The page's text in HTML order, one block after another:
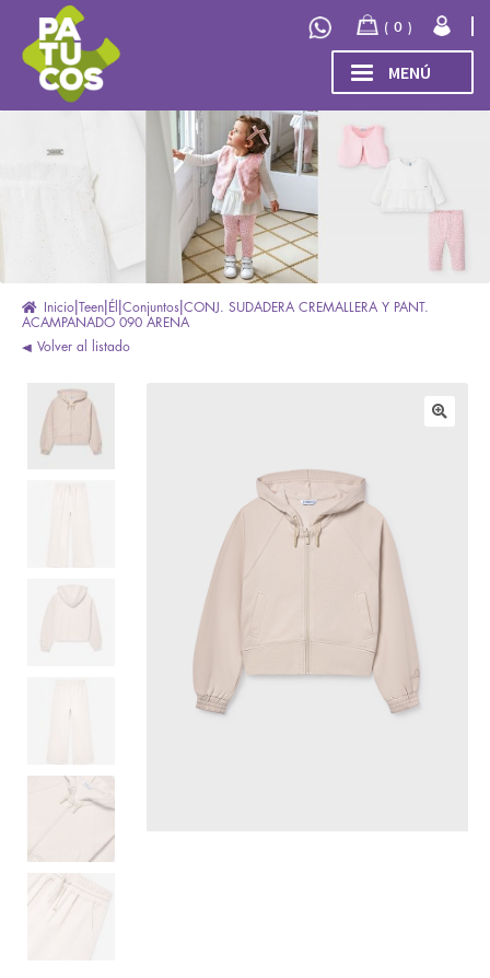
la
navegación
contenido
MENÚ
INICIO
TIENDA
menú
hijo
COLECCIÓN
INVIERNO/OTOÑO 2026
Inicio Teen Él Conjuntos CONJ. SUDADERA CREMALLERA Y PANT.
ACAMPANADO 090 ARENA
Volver al listado
0